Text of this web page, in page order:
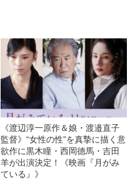
《渡辺淳一原作＆娘・渡邉直子
監督》“女性の性”を真摯に描く意
欲作に黒木瞳・西岡德馬・吉田
羊が出演決定！《映画『月がみ
ている』》